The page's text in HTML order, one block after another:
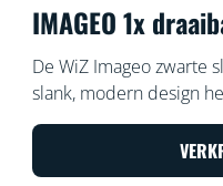
IMAGEO 1x
De WiZ Imageo zwarte
slank, modern design
warmwit of koelwit
WiFi-verbinding om de
te bedienen.